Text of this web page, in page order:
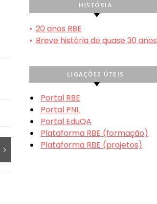
HISTÓRIA
• 20 anos RBE
• Breve história de quase 30 anos
LIGAÇÕES ÚTEIS
Portal RBE
Portal PNL
Portal EduQA
Plataforma RBE (formação)
Plataforma RBE (projetos)